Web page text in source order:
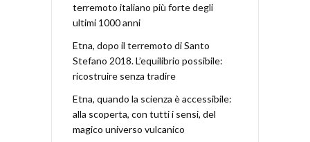
terremoto italiano più forte degli
ultimi 1000 anni
Etna, dopo il terremoto di Santo
Stefano 2018. L’equilibrio possibile:
ricostruire senza tradire
Etna, quando la scienza è accessibile:
alla scoperta, con tutti i sensi, del
magico universo vulcanico